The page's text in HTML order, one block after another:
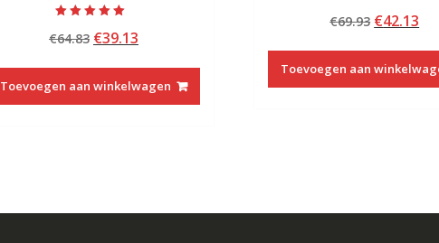
5.00
van 5
€64.83 Oorspronkelijke
was:
€64.83.
€39.13Huidige
€39.13.
Toevoegen aan winkelwagen
5.00
van 5
€69.93
was:
€69.93.
€42.13
Toevoegen aan